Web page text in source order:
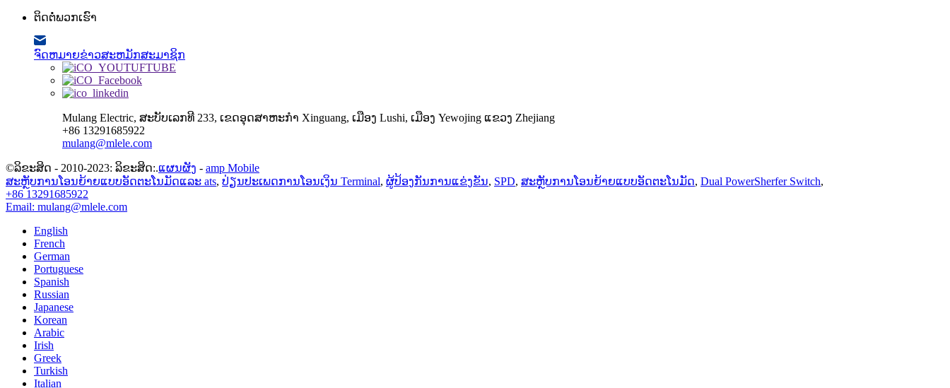
ຕິດຕໍ່ພວກເຮົາ
ຈົດຫມາຍຂ່າວສະຫມັກສະມາຊິກ
Mulang Electric, ສະບັບເລກທີ 233, ເຂດອຸດສາຫະກໍາ Xinguang, ເມືອງ Lushi, ເມືອງ Yewojing ແຂວງ Zhejiang
+86 13291685922
mulang@mlele.com
©ລິຂະສິດ - 2010-2023: ລິຂະສິດ:.ແຜນຜັງ - amp Mobile
ສະຫຼັບການໂອນຍ້າຍແບບອັດຕະໂນມັດແລະ ats, ປ່ຽນປະເພດການໂອນເງິນ Terminal, ຜູ້ປ້ອງກັນການແຂ່ງຂັນ, SPD, ສະຫຼັບການໂອນຍ້າຍແບບອັດຕະໂນມັດ, Dual PowerSherfer Switch,
+86 13291685922
Email: mulang@mlele.com
English
French
German
Portuguese
Spanish
Russian
Japanese
Korean
Arabic
Irish
Greek
Turkish
Italian